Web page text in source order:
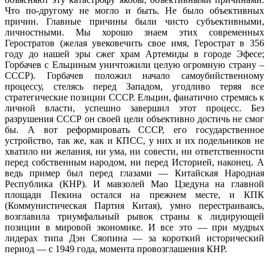
Что по-другому не могло и быть. Не было объективных
причин. Главные причины были чисто субъективными,
личностными. Мы хорошо знаем этих современных
Геростратов (желая увековечить свое имя, Герострат в 356
году до нашей эры сжег храм Артемиды в городе Эфесе;
Горбачев с Ельциным уничтожили целую огромную страну –
СССР). Горбачев положил начало самоубийственному
процессу, стелясь перед Западом, угодливо теряя все
стратегические позиции СССР. Ельцин, фанатично стремясь к
личной власти, успешно завершил этот процесс. Без
разрушения СССР он своей цели объективно достичь не смог
бы. А вот реформировать СССР, его государственное
устройство, так же, как и КПСС, у них и их подельников не
хватило ни желания, ни ума, ни совести, ни ответственности
перед собственным народом, ни перед Историей, наконец. А
ведь пример был перед глазами — Китайская Народная
Республика (КНР). И мавзолей Мао Цзедуна на главной
площади Пекина остался на прежнем месте, и КПК
(Коммунистическая Партия Китая), умно перестраиваясь,
возглавила триумфальный рывок страны к лидирующей
позиции в мировой экономике. И все это — при мудрых
лидерах типа Дэн Сяопина — за короткий исторический
период — с 1949 года, момента провозглашения КНР.